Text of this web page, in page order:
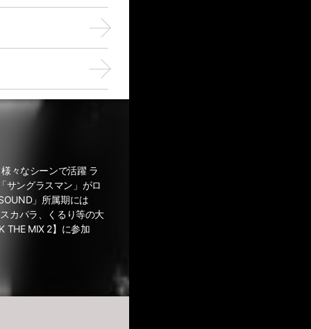
々なシーンで活躍 ラ
サングラスマン」がロ
」所属期には
カパラ、くるり等の大
THE MIX 2】に参加